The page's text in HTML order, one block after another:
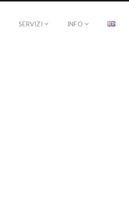
SERVIZI INFO